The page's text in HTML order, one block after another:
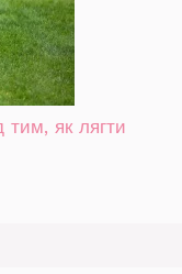
тим, як лягти